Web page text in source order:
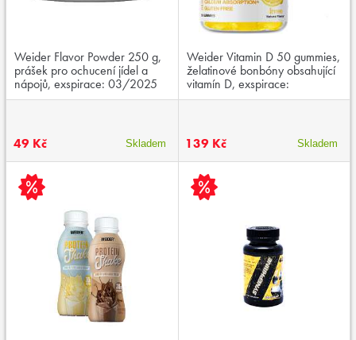
Weider Flavor Powder 250 g,
prášek pro ochucení jídel a
nápojů, exspirace: 03/2025
49 Kč Skladem
Weider Vitamin D 50 gummies,
želatinové bonbóny obsahující
vitamín D, exspirace:
25.12.2026
139 Kč Skladem